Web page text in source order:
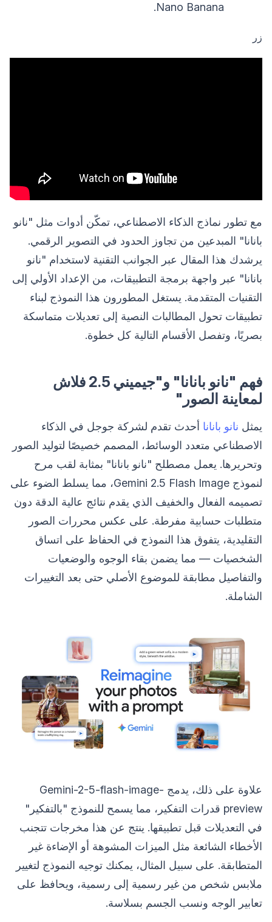
Nano Banana.
زر
مع تطور نماذج الذكاء الاصطناعي، تمكّن أدوات مثل "نانو
بانانا" المبدعين من تجاوز الحدود في التصوير الرقمي.
يرشدك هذا المقال عبر الجوانب التقنية لاستخدام "نانو
بانانا" عبر واجهة برمجة التطبيقات، من الإعداد الأولي إلى
التقنيات المتقدمة. يستغل المطورون هذا النموذج لبناء
تطبيقات تحول المطالبات النصية إلى تعديلات متماسكة
بصريًا، وتفصل الأقسام التالية كل خطوة.
فهم "نانو بانانا" و"جيميني 2.5 فلاش
لمعاينة الصور"
يمثل نانو بانانا أحدث تقدم لشركة جوجل في الذكاء
الاصطناعي متعدد الوسائط، المصمم خصيصًا لتوليد الصور
وتحريرها. يعمل مصطلح "نانو بانانا" بمثابة لقب مرح
لنموذج Gemini 2.5 Flash Image، مما يسلط الضوء على
تصميمه الفعال والخفيف الذي يقدم نتائج عالية الدقة دون
متطلبات حسابية مفرطة. على عكس محررات الصور
التقليدية، يتفوق هذا النموذج في الحفاظ على اتساق
الشخصيات — مما يضمن بقاء الوجوه والوضعيات
والتفاصيل مطابقة للموضوع الأصلي حتى بعد التغييرات
الشاملة.
علاوة على ذلك، يدمج Gemini-2-5-flash-image-
preview قدرات التفكير، مما يسمح للنموذج "بالتفكير"
في التعديلات قبل تطبيقها. ينتج عن هذا مخرجات تتجنب
الأخطاء الشائعة مثل الميزات المشوهة أو الإضاءة غير
المتطابقة. على سبيل المثال، يمكنك توجيه النموذج لتغيير
ملابس شخص من غير رسمية إلى رسمية، ويحافظ على
تعابير الوجه ونسب الجسم بسلاسة.